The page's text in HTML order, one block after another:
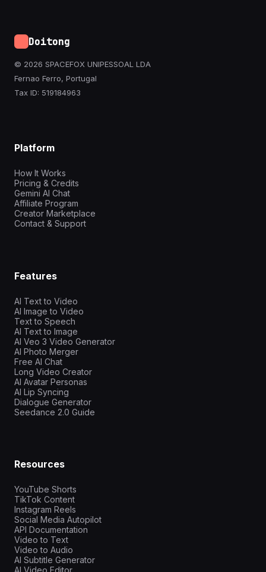
Doitong
© 2026 SPACEFOX UNIPESSOAL LDA
Fernao Ferro, Portugal
Tax ID: 519184963
Platform
How It Works
Pricing & Credits
Gemini AI Chat
Affiliate Program
Creator Marketplace
Contact & Support
Features
AI Text to Video
AI Image to Video
Text to Speech
AI Text to Image
AI Veo 3 Video Generator
AI Photo Merger
Free AI Chat
Long Video Creator
AI Avatar Personas
AI Lip Syncing
Dialogue Generator
Seedance 2.0 Guide
Resources
YouTube Shorts
TikTok Content
Instagram Reels
Social Media Autopilot
API Documentation
Video to Text
Video to Audio
AI Subtitle Generator
AI Video Editor